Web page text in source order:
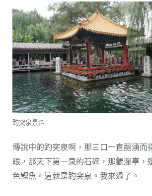
趵突泉景區
傳說中的趵突泉啊，那三口一直翻湧而
眼，那天下第一泉的石碑，那觀瀾亭，
色鯉魚。這就是趵突泉。我來過了。